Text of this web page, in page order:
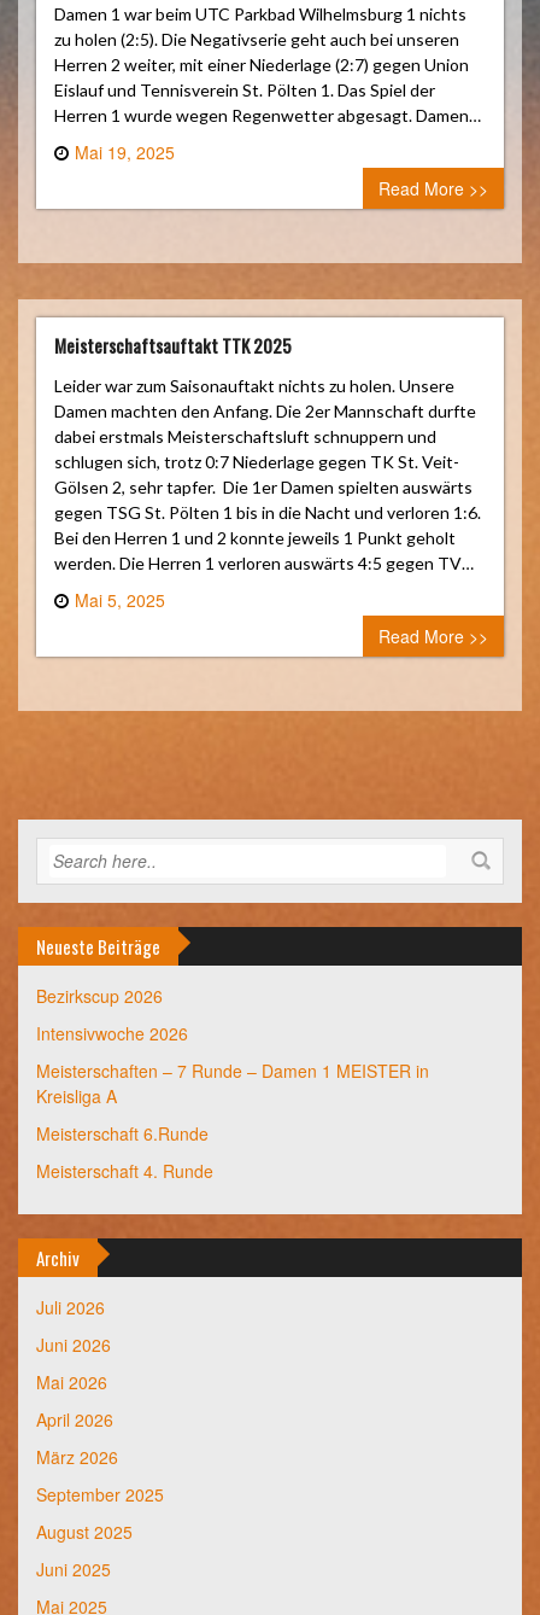
Damen 1 war beim UTC Parkbad Wilhelmsburg 1 nichts
zu holen (2:5). Die Negativserie geht auch bei unseren
Herren 2 weiter, mit einer Niederlage (2:7) gegen Union
Eislauf und Tennisverein St. Pölten 1. Das Spiel der
Herren 1 wurde wegen Regenwetter abgesagt. Damen…
Mai 19, 2025
0 comment
Read More >>
Meisterschaftsauftakt TTK 2025
Leider war zum Saisonauftakt nichts zu holen. Unsere
Damen machten den Anfang. Die 2er Mannschaft durfte
dabei erstmals Meisterschaftsluft schnuppern und
schlugen sich, trotz 0:7 Niederlage gegen TK St. Veit-
Gölsen 2, sehr tapfer. Die 1er Damen spielten auswärts
gegen TSG St. Pölten 1 bis in die Nacht und verloren 1:6.
Bei den Herren 1 und 2 konnte jeweils 1 Punkt geholt
werden. Die Herren 1 verloren auswärts 4:5 gegen TV…
Mai 5, 2025
0 comment
Read More >>
Neueste Beiträge
Bezirkscup 2026
Intensivwoche 2026
Meisterschaften – 7 Runde – Damen 1 MEISTER in
Kreisliga A
Meisterschaft 6.Runde
Meisterschaft 4. Runde
Archiv
Juli 2026
Juni 2026
Mai 2026
April 2026
März 2026
September 2025
August 2025
Juni 2025
Mai 2025